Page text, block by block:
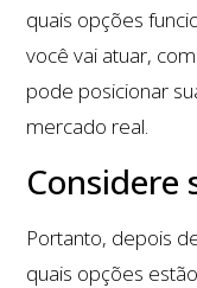
quais opções
você vai atuar,
pode posicionar
mercado real.
Considere
Portanto, depois
quais opções